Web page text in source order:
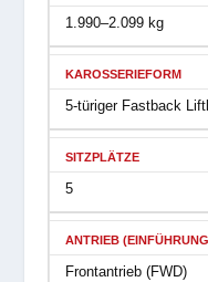
1.990–2.099 kg
KAROSSERIEFORM
5-türiger Fastback
SITZPLÄTZE
5
ANTRIEB
Frontantrieb (FWD)